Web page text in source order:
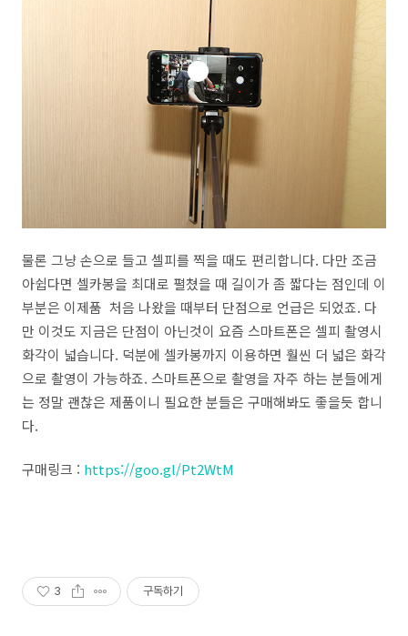
물론 그냥 손으로 들고 셀피를 찍을 때도 편리합니다. 다만 조금
아쉽다면 셀카봉을 최대로 펼쳤을 때 길이가 좀 짧다는 점인데 이
부분은 이제품 처음 나왔을 때부터 단점으로 언급은 되었죠. 다
만 이것도 지금은 단점이 아닌것이 요즘 스마트폰은 셀피 촬영시
화각이 넓습니다. 덕분에 셀카봉까지 이용하면 훨씬 더 넓은 화각
으로 촬영이 가능하죠. 스마트폰으로 촬영을 자주 하는 분들에게
는 정말 괜찮은 제품이니 필요한 분들은 구매해봐도 좋을듯 합니
다.
구매링크 : https://goo.gl/Pt2WtM
3 구독하기